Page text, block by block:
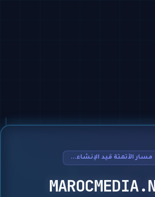
مسار الأتمتة قيد الإنشاء...